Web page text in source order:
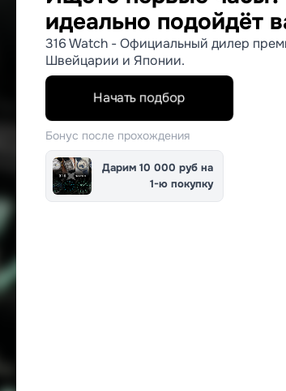
идеально подойдёт
316 Watch - Официальный дилер
Швейцарии и Японии.
Начать подбор
Бонус после прохождения
Дарим 10 000 руб на
1-ю покупку